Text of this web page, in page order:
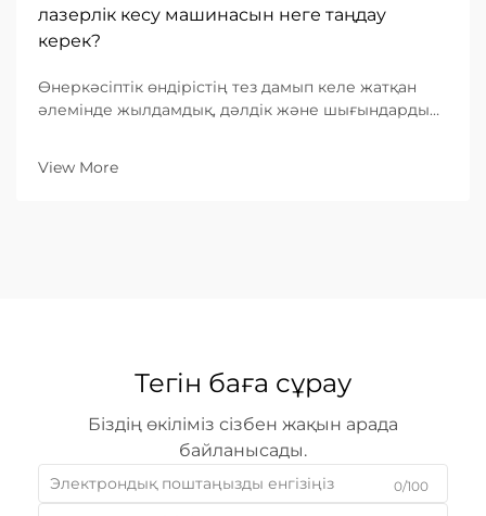
лазерлік кесу машинасын неге таңдау
керек?
Өнеркәсіптік өндірістің тез дамып келе жатқан
әлемінде жылдамдық, дәлдік және шығындардың
бағытталған B2B кәсіпорындар үшін дұрыс
View More
Тегін баға сұрау
Біздің өкіліміз сізбен жақын арада
байланысады.
0/100